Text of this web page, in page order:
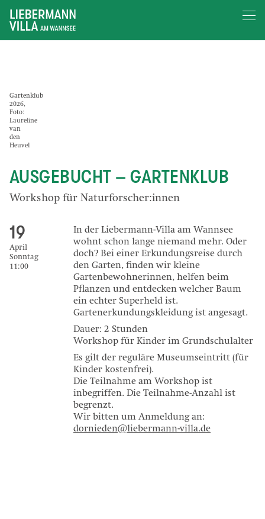
Gartenklub
2026,
Foto:
Laureline
van
den
Heuvel
AUSGEBUCHT – GARTENKLUB
Workshop für Naturforscher:innen
In der Liebermann-Villa am Wannsee
wohnt schon lange niemand mehr. Oder
doch? Bei einer Erkundungsreise durch
den Garten, finden wir kleine
Gartenbewohnerinnen, helfen beim
Pflanzen und entdecken welcher Baum
ein echter Superheld ist.
Gartenerkundungskleidung ist angesagt.
Dauer: 2 Stunden
Workshop für Kinder im Grundschulalter
Es gilt der reguläre Museumseintritt (für
Kinder kostenfrei).
Die Teilnahme am Workshop ist
inbegriffen. Die Teilnahme-Anzahl ist
begrenzt.
Wir bitten um Anmeldung an:
dornieden@liebermann-villa.de
19
April
Sonntag
11:00